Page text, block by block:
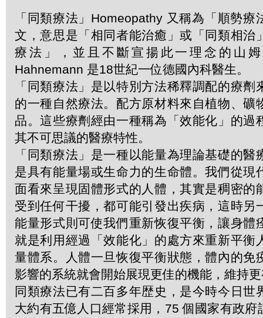
「同類療法」Homeopathy 又稱為「順勢療
文，意思是「相同者能治癒」或「同類相治
療法」，並且不斷宣揚此一理念的山
Hahnemann 是18世紀一位德國內科醫生。
「同類療法」是以特別方法稀釋調配的療劑
的一種自然療法。配方原材料來自植物、礦
品。這些療劑經由一種稱為「效能化」的過
其不可思議的醫療特性。
「同類療法」是一種以能量為理論基礎的醫
是具有能量場或生命力的生命體。我們從現
面看來呈現固體形式的人體，其實是稠密的
受到任何干擾，都可能引發出疾病，這時另
能量形式則可使我們重新恢復平衡，讓身體
就是利用經過「效能化」的處方來重新平衡
量體系。人體一旦恢復平衡狀態，體內的免
影響的系統就會開始展現更佳的機能，維持
同類療法已有二百多年歴史，是今時今日世
大約有五億人口經常採用，75 個國家有政府